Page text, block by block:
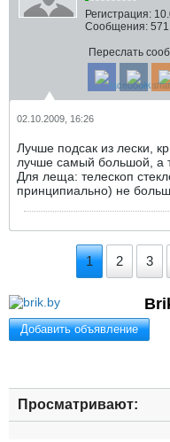
Регистрация:
Сообщения: 571
Переслать
02.10.2009, 16:26
Лучше подсак из лески,
лучше самый большой, а
Для леща: телескоп
принципиально) не
1 2 3
Добавить объявление
Просматривают: